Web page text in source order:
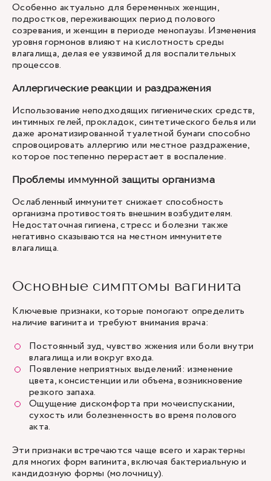
Особенно актуально для беременных женщин,
подростков, переживающих период полового
созревания, и женщин в периоде менопаузы. Изменения
уровня гормонов влияют на кислотность среды
влагалища, делая ее уязвимой для воспалительных
процессов.
Аллергические реакции и раздражения
Использование неподходящих гигиенических средств,
интимных гелей, прокладок, синтетического белья или
даже ароматизированной туалетной бумаги способно
спровоцировать аллергию или местное раздражение,
которое постепенно перерастает в воспаление.
Проблемы иммунной защиты организма
Ослабленный иммунитет снижает способность
организма противостоять внешним возбудителям.
Недостаточная гигиена, стресс и болезни также
негативно сказываются на местном иммунитете
влагалища.
Основные симптомы вагинита
Ключевые признаки, которые помогают определить
наличие вагинита и требуют внимания врача:
Постоянный зуд, чувство жжения или боли внутри
влагалища или вокруг входа.
Появление неприятных выделений: изменение
цвета, консистенции или объема, возникновение
резкого запаха.
Ощущение дискомфорта при мочеиспускании,
сухость или болезненность во время полового
акта.
Эти признаки встречаются чаще всего и характерны
для многих форм вагинита, включая бактериальную и
кандидозную формы (молочницу).